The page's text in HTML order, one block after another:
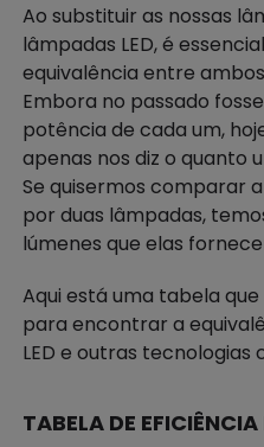
Ao substituir as nossas
lâmpadas LED, é
equivalência entre
Embora no passado
potência de cada um,
apenas nos diz o quanto
Se quisermos comparar
por duas lâmpadas,
lúmenes que elas
Aqui está uma tabela
para encontrar a
LED e outras tecnologias
TABELA DE